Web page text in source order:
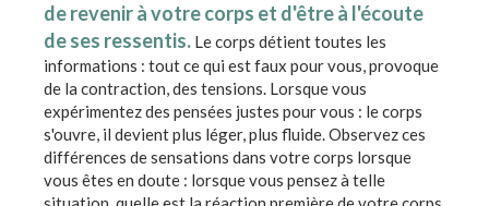
de revenir à votre corps et d'être à l'écoute
de ses ressentis. Le corps détient toutes les
informations : tout ce qui est faux pour vous, provoque
de la contraction, des tensions. Lorsque vous
expérimentez des pensées justes pour vous : le corps
s'ouvre, il devient plus léger, plus fluide. Observez ces
différences de sensations dans votre corps lorsque
vous êtes en doute : lorsque vous pensez à telle